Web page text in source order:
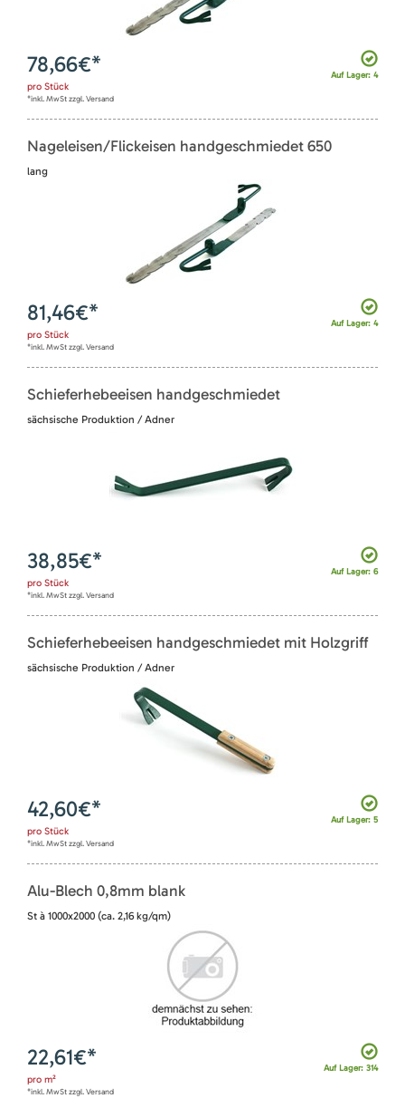
Auf Lager: 4
78,66€*
pro Stück
*inkl. MwSt zzgl. Versand
Nageleisen/Flickeisen handgeschmiedet 650
lang
Auf Lager: 4
81,46€*
pro Stück
*inkl. MwSt zzgl. Versand
Schieferhebeeisen handgeschmiedet
sächsische Produktion / Adner
Auf Lager: 6
38,85€*
pro Stück
*inkl. MwSt zzgl. Versand
Schieferhebeeisen handgeschmiedet mit Holzgriff
sächsische Produktion / Adner
Auf Lager: 5
42,60€*
pro Stück
*inkl. MwSt zzgl. Versand
Alu-Blech 0,8mm blank
St à 1000x2000 (ca. 2,16 kg/qm)
Auf Lager: 314
22,61€*
pro m²
*inkl. MwSt zzgl. Versand